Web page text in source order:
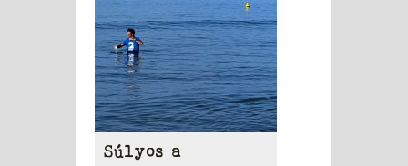
Súlyos a